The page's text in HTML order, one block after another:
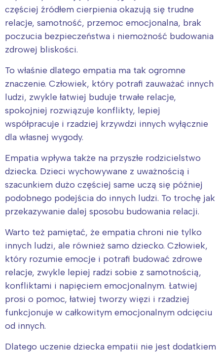
częściej źródłem cierpienia okazują się trudne
relacje, samotność, przemoc emocjonalna, brak
poczucia bezpieczeństwa i niemożność budowania
zdrowej bliskości.
To właśnie dlatego empatia ma tak ogromne
znaczenie. Człowiek, który potrafi zauważać innych
ludzi, zwykle łatwiej buduje trwałe relacje,
spokojniej rozwiązuje konflikty, lepiej
współpracuje i rzadziej krzywdzi innych wyłącznie
dla własnej wygody.
Empatia wpływa także na przyszłe rodzicielstwo
dziecka. Dzieci wychowywane z uważnością i
szacunkiem dużo częściej same uczą się później
podobnego podejścia do innych ludzi. To trochę jak
przekazywanie dalej sposobu budowania relacji.
Warto też pamiętać, że empatia chroni nie tylko
innych ludzi, ale również samo dziecko. Człowiek,
który rozumie emocje i potrafi budować zdrowe
relacje, zwykle lepiej radzi sobie z samotnością,
konfliktami i napięciem emocjonalnym. Łatwiej
prosi o pomoc, łatwiej tworzy więzi i rzadziej
funkcjonuje w całkowitym emocjonalnym odcięciu
od innych.
Dlatego uczenie dziecka empatii nie jest dodatkiem